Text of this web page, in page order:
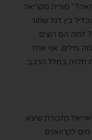
מוריה מקריאה
בין דגל שחור
למה הם רוצים
מילים. אף אחד
תלויה בחלל הרכב.
תזכורת שיצא
לקרוואנים